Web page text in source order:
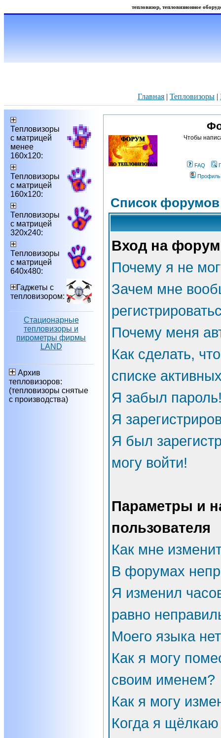
тепловизор, тепловизионное
Главная | Тепловизоры |
Тепловизоры
с матрицей
менее
160х120:
Тепловизоры
с матрицей
160х120:
Тепловизоры
с матрицей
320х240:
Тепловизоры
с матрицей
640х480:
Гаджеты с
тепловизором:
Стационарные
тепловизоры и
пирометры фирмы
LAND
Архив
тепловизоров:
(тепловизоры снятые
с производства)
Чтобы
FAQ
Профиль
Список
Вход на форум
Почему я не
Зачем мне
Почему меня
Как сделать,
списке
Я забыл
Я
Я был
могу войти!
Параметры и
пользователя
Как мне
В форумах
Я изменил
равно
Моего языка
Как я могу
своим именем?
Как я могу
Когда я